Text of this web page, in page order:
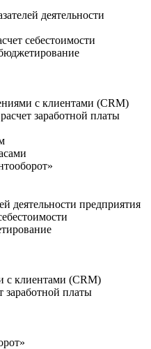
деятельности
себестоимости
с клиентами (CRM)
заработной платы
деятельности предприятия
с клиентами (CRM)
заработной платы